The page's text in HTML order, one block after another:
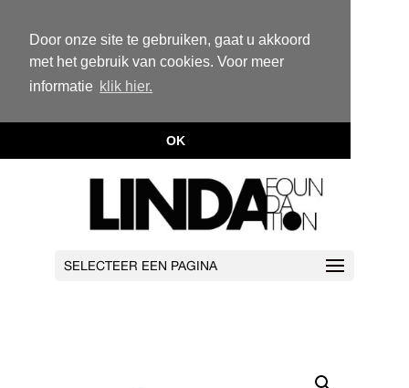
Door onze site te gebruiken, gaat u akkoord
met het gebruik van cookies. Voor meer
informatie klik hier.
OK
SELECTEER EEN PAGINA